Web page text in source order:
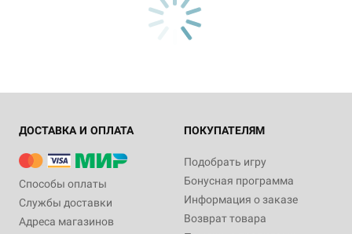
ДОСТАВКА И ОПЛАТА
Способы оплаты
Службы доставки
Адреса магазинов
ПОКУПАТЕЛЯМ
Подобрать игру
Бонусная программа
Информация о заказе
Возврат товара